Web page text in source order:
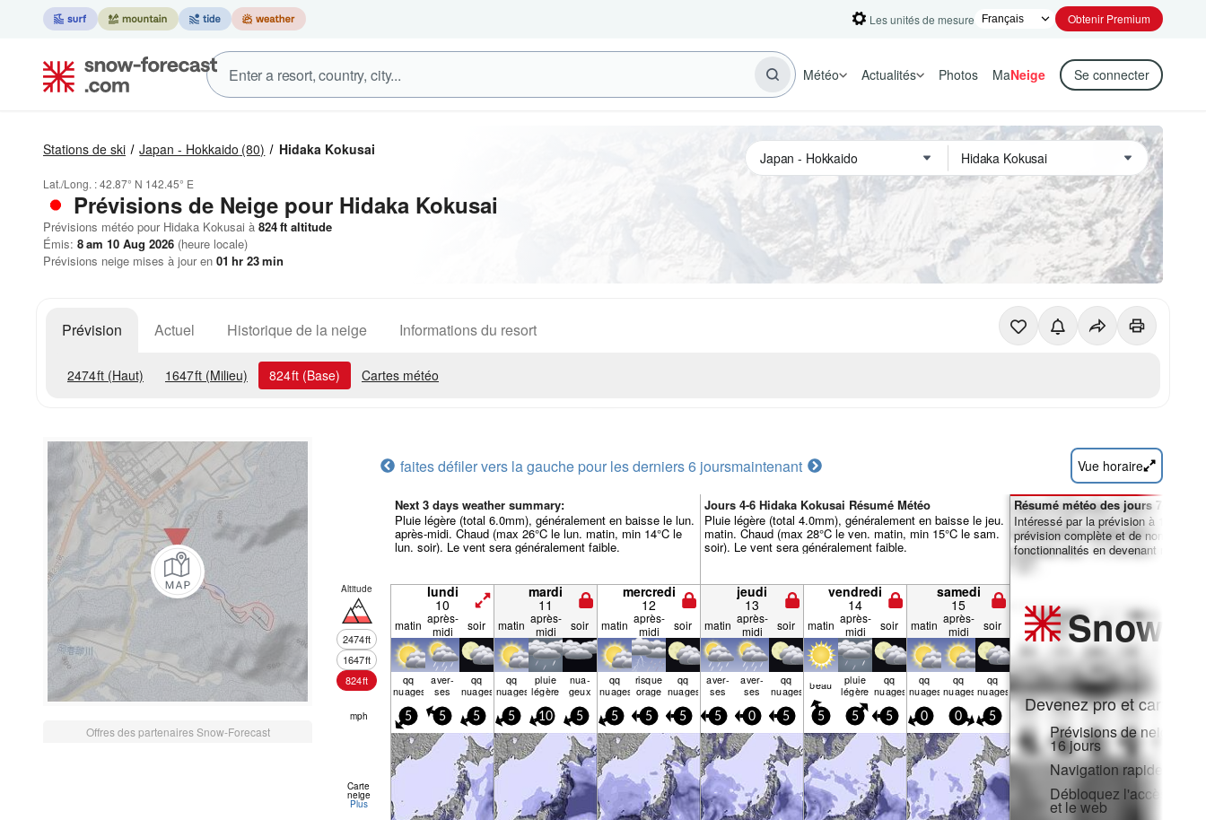
Les unités de mesure Obtenir Premium
Météo Actualités Photos MaNeige Se connecter
Stations de ski Japan - Hokkaido (80) Hidaka Kokusai
Lat./Long. :42.87° N 142.45° E
Prévisions de Neige pour Hidaka Kokusai
Prévisions météo pour Hidaka Kokusai à 824ft altitude
Émis: 8 am 10 Aug 2026 (heure locale)
Prévisions neige mises à jour en 01 hr 23min
Prévision Actuel Historique de la neige Informations du resort
2474ft (Haut) 1647ft (Milieu) 824ft (Base) Cartes météo
Offres des partenaires Snow-Forecast
faites défiler vers la gauche pour les derniers 6 joursmaintenant Vue horaire
Next 3 days weather summary:
Pluie légère (total 6.0mm), généralement en baisse le lun.
après-midi. Chaud (max 26°C le lun. matin, min 14°C le
lun. soir). Le vent sera généralement faible.
Jours 4-6 Hidaka Kokusai Résumé Météo
Pluie légère (total 4.0mm), généralement en baisse le jeu.
matin. Chaud (max 28°C le ven. matin, min 15°C le sam.
soir). Le vent sera généralement faible.
Altitude
2474ft
1647ft
824ft
lundi
10
mardi
11
mercredi
12
jeudi
13
vendredi
14
samedi
15
matin après-
midi
soir matin après-
midi
soir matin après-
midi
soir matin après-
midi
soir matin après-
midi
soir matin après-
midi
soir
qq
nuages
aver­
ses
qq
nuages
qq
nuages
pluie
légère
nua­
geux
qq
nuages
risque
orage
qq
nuages
aver­
ses
aver­
ses
qq
nuages beau pluie
légère
qq
nuages
qq
nuages
qq
nuages
qq
nuages
mph 5 5 5 5 10 5 5 5 5 5 0 5 5 5 5 0 0 5
Carte
neige
Plus
Résumé météo des jours 7-16 :
Intéressé par la prévision à 16 jours
prévision complète et de
fonctionnalités en devenant membre
Snow
Devenez pro et carve en:
Prévisions de neige
16 jours
Navigation rapide sans
Débloquez l'accès
et le web